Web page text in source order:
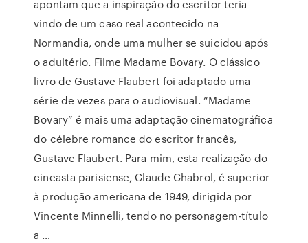
apontam que a inspiração do escritor teria
vindo de um caso real acontecido na
Normandia, onde uma mulher se suicidou após
o adultério. Filme Madame Bovary. O clássico
livro de Gustave Flaubert foi adaptado uma
série de vezes para o audiovisual. “Madame
Bovary” é mais uma adaptação cinematográfica
do célebre romance do escritor francês,
Gustave Flaubert. Para mim, esta realização do
cineasta parisiense, Claude Chabrol, é superior
à produção americana de 1949, dirigida por
Vincente Minnelli, tendo no personagem-título
a …